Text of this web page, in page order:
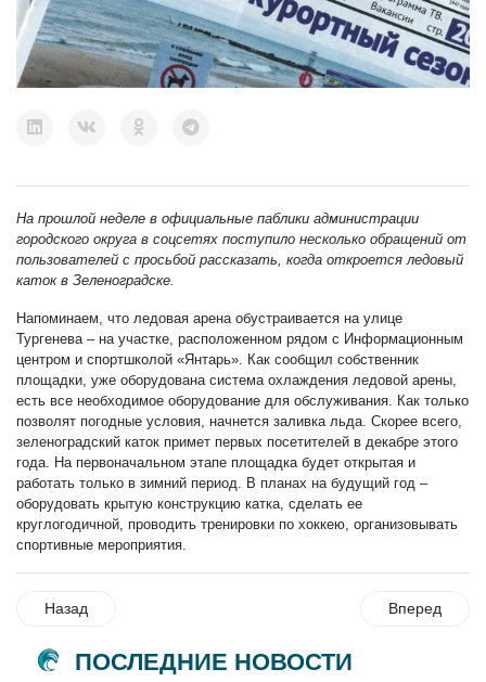
На прошлой неделе в официальные паблики администрации
городского округа в соцсетях поступило несколько обращений от
пользователей с просьбой рассказать, когда откроется ледовый
каток в Зеленоградске.
Напоминаем, что ледовая арена обустраивается на улице
Тургенева – на участке, расположенном рядом с Информационным
центром и спортшколой «Янтарь». Как сообщил собственник
площадки, уже оборудована система охлаждения ледовой арены,
есть все необходимое оборудование для обслуживания. Как только
позволят погодные условия, начнется заливка льда. Скорее всего,
зеленоградский каток примет первых посетителей в декабре этого
года. На первоначальном этапе площадка будет открытая и
работать только в зимний период. В планах на будущий год –
оборудовать крытую конструкцию катка, сделать ее
круглогодичной, проводить тренировки по хоккею, организовывать
спортивные мероприятия.
Назад Вперед
ПОСЛЕДНИЕ НОВОСТИ